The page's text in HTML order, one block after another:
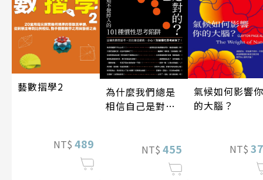
藝數摺學2
NT$ 489
為什麼我們總是
相信自己是對
NT$ 455
氣候如何影響你
的大腦？
NT$